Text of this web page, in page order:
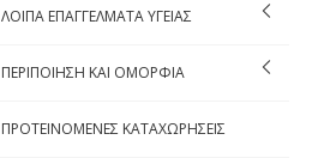
ΛΟΙΠΑ ΕΠΑΓΓΕΛΜΑΤΑ ΥΓΕΙΑΣ
ΠΕΡΙΠΟΙΗΣΗ ΚΑΙ ΟΜΟΡΦΙΑ
ΠΡΟΤΕΙΝΟΜΕΝΕΣ ΚΑΤΑΧΩΡΗΣΕΙΣ